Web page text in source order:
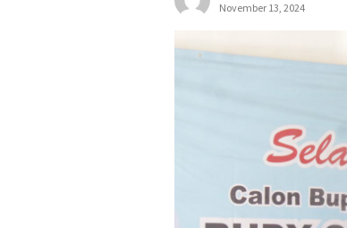
November 13, 2024